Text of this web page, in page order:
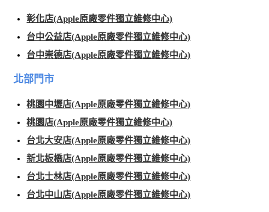
彰化店(Apple原廠零件獨立維修中心)
台中公益店(Apple原廠零件獨立維修中心)
台中崇德店(Apple原廠零件獨立維修中心)
北部門市
桃園中壢店(Apple原廠零件獨立維修中心)
桃園店(Apple原廠零件獨立維修中心)
台北大安店(Apple原廠零件獨立維修中心)
新北板橋店(Apple原廠零件獨立維修中心)
台北士林店(Apple原廠零件獨立維修中心)
台北中山店(Apple原廠零件獨立維修中心)